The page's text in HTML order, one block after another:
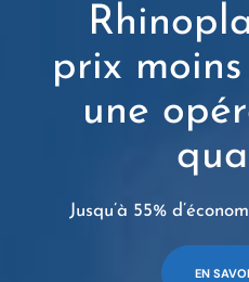
prix
une
Jusqu’à 55%
EN